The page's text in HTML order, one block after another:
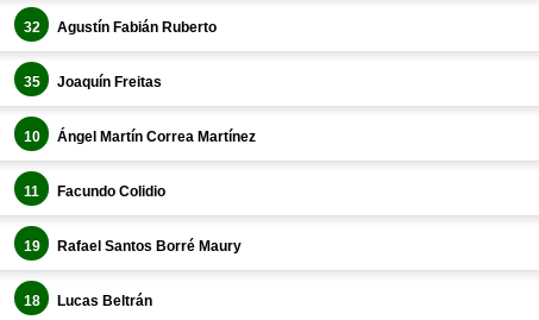
32 Agustín Fabián Ruberto
35 Joaquín Freitas
10 Ángel Martín Correa Martínez
11 Facundo Colidio
19 Rafael Santos Borré Maury
18 Lucas Beltrán